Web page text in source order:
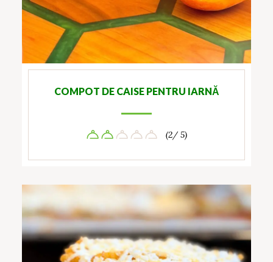
COMPOT DE CAISE PENTRU IARNĂ
(2/ 5)